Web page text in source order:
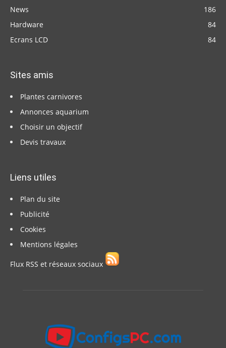
News
186
Hardware
84
Ecrans LCD
84
Sites amis
Plantes carnivores
Annonces aquarium
Choisir un objectif
Devis travaux
Liens utiles
Plan du site
Publicité
Cookies
Mentions légales
Flux RSS et réseaux sociaux